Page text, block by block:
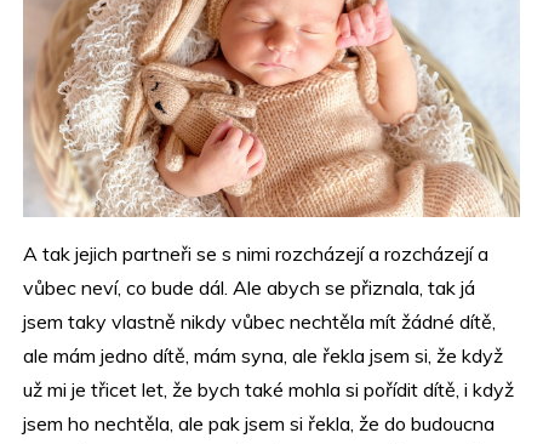
A tak jejich partneři se s nimi rozcházejí a rozcházejí a
vůbec neví, co bude dál. Ale abych se přiznala, tak já
jsem taky vlastně nikdy vůbec nechtěla mít žádné dítě,
ale mám jedno dítě, mám syna, ale řekla jsem si, že když
už mi je třicet let, že bych také mohla si pořídit dítě, i když
jsem ho nechtěla, ale pak jsem si řekla, že do budoucna